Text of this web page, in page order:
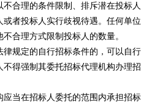
合理的条件限制、排斥潜在投标人
者投标人实行歧视待遇。任何单位
合理方式限制投标人的数量。
定的自行招标条件的，可以自行
得强制其委托招标代理机构办理招
在招标人委托的范围内承担招标